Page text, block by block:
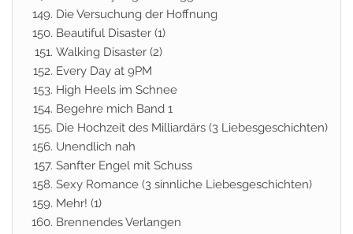
Die Versuchung der Hoffnung
Beautiful Disaster (1)
Walking Disaster (2)
Every Day at 9PM
High Heels im Schnee
Begehre mich Band 1
Die Hochzeit des Milliardärs (3 Liebesgeschichten)
Unendlich nah
Sanfter Engel mit Schuss
Sexy Romance (3 sinnliche Liebesgeschichten)
Mehr! (1)
Brennendes Verlangen